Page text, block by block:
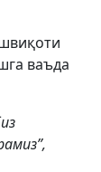
ваъда